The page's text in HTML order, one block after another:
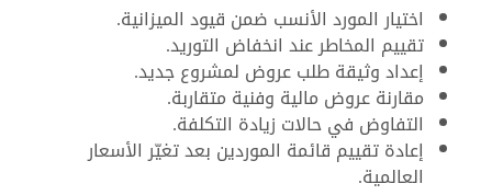
اختيار المورد الأنسب ضمن قيود الميزانية.
تقييم المخاطر عند انخفاض التوريد.
إعداد وثيقة طلب عروض لمشروع جديد.
مقارنة عروض مالية وفنية متقاربة.
التفاوض في حالات زيادة التكلفة.
إعادة تقييم قائمة الموردين بعد تغيّر الأسعار
العالمية.